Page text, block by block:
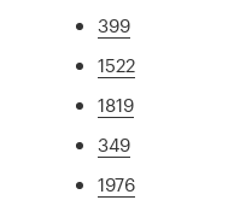
399
1522
1819
349
1976